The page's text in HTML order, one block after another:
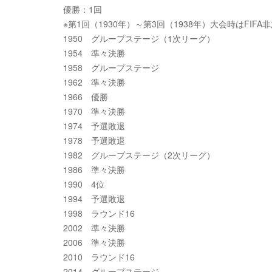
優勝：1回
※第1回（1930年）～第3回（1938年）大会時はFIFA
1950 グループステージ（1次リーグ）
1954 準々決勝
1958 グループステージ
1962 準々決勝
1966 優勝
1970 準々決勝
1974 予選敗退
1978 予選敗退
1982 グループステージ（2次リーグ）
1986 準々決勝
1990 4位
1994 予選敗退
1998 ラウンド16
2002 準々決勝
2006 準々決勝
2010 ラウンド16